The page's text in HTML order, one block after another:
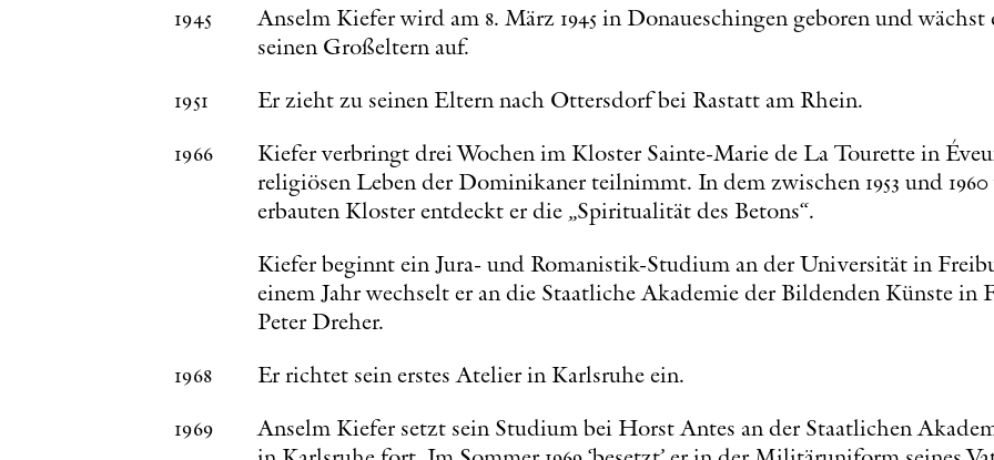
1945
Anselm Kiefer wird am 8. März 1945 in Donaueschingen geboren und wächst
seinen Großeltern auf.
1951
Er zieht zu seinen Eltern nach Ottersdorf bei Rastatt am Rhein.
1966
Kiefer verbringt drei Wochen im Kloster Sainte-Marie de La Tourette in
religiösen Leben der Dominikaner teilnimmt. In dem zwischen 1953 und
erbauten Kloster entdeckt er die „Spiritualität des Betons“.
Kiefer beginnt ein Jura- und Romanistik-Studium an der Universität in
einem Jahr wechselt er an die Staatliche Akademie der Bildenden Künste in
Peter Dreher.
1968
Er richtet sein erstes Atelier in Karlsruhe ein.
1969
Anselm Kiefer setzt sein Studium bei Horst Antes an der Staatlichen